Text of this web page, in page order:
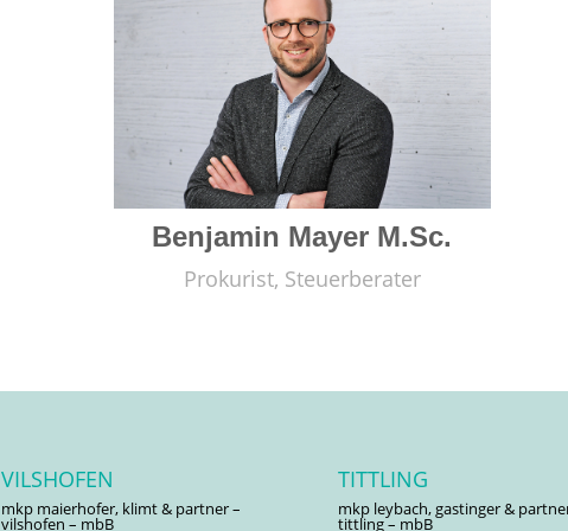
Benjamin Mayer M.Sc.
Prokurist, Steuerberater
VILSHOFEN
mkp maierhofer, klimt & partner –
vilshofen – mbB
TITTLING
mkp leybach, gastinger &
tittling – mbB